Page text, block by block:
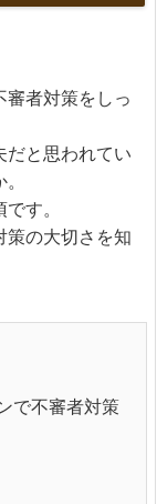
審者対策をしっ
だと思われてい
す。
策の大切さを知
で不審者対策